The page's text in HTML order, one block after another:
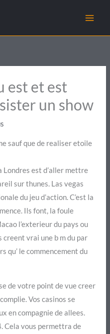
est et est
un show
sauf que de realiser etoile
Londres est d’aller mettre
sur thunes. Las vegas
du jeu d’action. C’est la
Ils font, la foule
l’exterieur du pays ou
vrai une b m du par
qu’ le commencement du
de votre point de vue creer
Vos casinos se
en compagnie de allees.
Cela vous permettra de